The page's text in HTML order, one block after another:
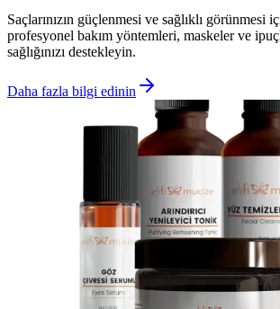
Saçlarınızın güçlenmesi ve sağlıklı görünmesi
profesyonel bakım yöntemleri, maskeler ve
sağlığınızı destekleyin.
Daha fazla bilgi edinin